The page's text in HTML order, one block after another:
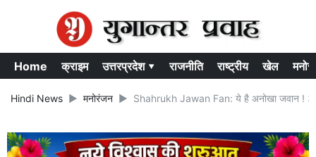
Home क्राइम उत्तरप्रदेश ▾ राजनीति राष्ट्रीय खेल
Hindi News मनोरंजन Shahrukh Jawan Fan: ये है अनोखा जवान !